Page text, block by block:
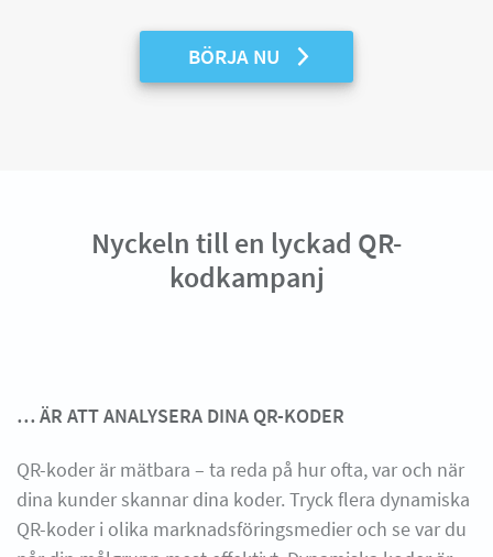
BÖRJA NU
Nyckeln till en lyckad QR-
kodkampanj
… ÄR ATT ANALYSERA DINA QR-KODER
QR-koder är mätbara – ta reda på hur ofta, var och när
dina kunder skannar dina koder. Tryck flera dynamiska
QR-koder i olika marknadsföringsmedier och se var du